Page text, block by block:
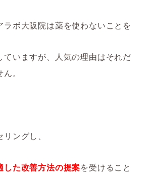
ラボ大阪院は薬を使わないことを
ていますが、人気の理由はそれだ
。
ングし、
した改善方法の提案を受けること